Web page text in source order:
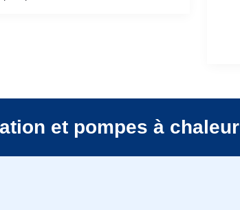
et pompes à chaleur